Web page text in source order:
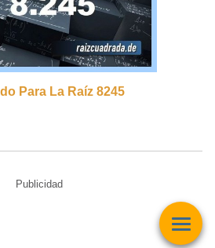
Para La Raíz 8245
Publicidad